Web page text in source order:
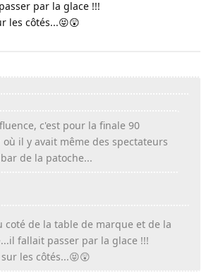
par la glace !!!
les côtés...😝😲
c'est pour la finale 90
où il y avait même des spectateurs
de la patoche...
coté de la table de marque et de la
fallait passer par la glace !!!
les côtés...😝😲